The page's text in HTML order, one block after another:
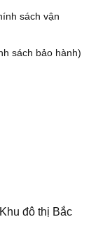
sách vận
sách bảo hành)
đô thị Bắc